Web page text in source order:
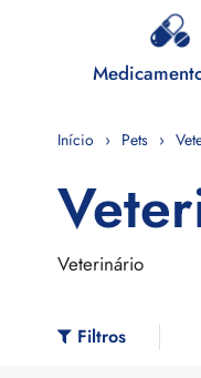
Início Pets
Veterinário
Filtros